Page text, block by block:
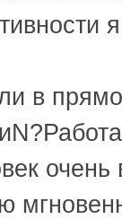
в
очень